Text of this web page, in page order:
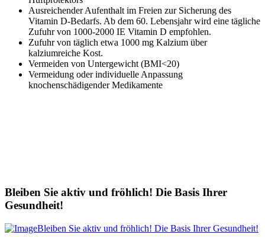
Ausreichender Aufenthalt im Freien zur Sicherung des
Vitamin D-Bedarfs. Ab dem 60. Lebensjahr wird eine tägliche
Zufuhr von 1000-2000 IE Vitamin D empfohlen.
Zufuhr von täglich etwa 1000 mg Kalzium über
kalziumreiche Kost.
Vermeiden von Untergewicht (BMI<20)
Vermeidung oder individuelle Anpassung
knochenschädigender Medikamente
Bleiben Sie aktiv und fröhlich! Die Basis Ihrer
Gesundheit!
Bleiben Sie aktiv und fröhlich! Die Basis Ihrer Gesundheit!